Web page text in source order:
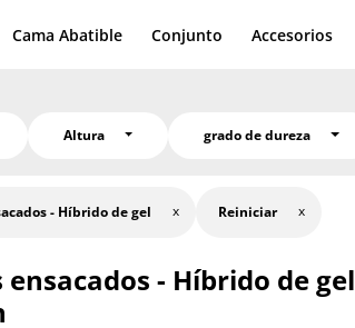
Cama Abatible Conjunto Accesorios
Altura grado de dureza
- Híbrido de gel Reiniciar
ensacados - Híbrido de gel